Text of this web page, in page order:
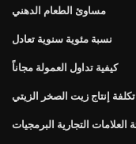
مساوئ الطعام الدهني
نسبة مئوية سنوية تعادل
كيفية تداول العمولة مجاناً
تكلفة إنتاج زيت الصخر الزيتي
العلامات التجارية البرمجيات